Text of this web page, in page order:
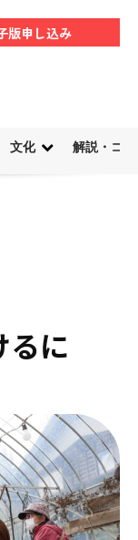
版申し込み
文化 解説・コ
るに